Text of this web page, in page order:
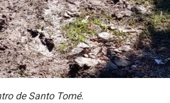
de Santo Tomé.